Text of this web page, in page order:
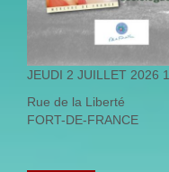
JEUDI 2 JUILLET 2026
Rue de la Liberté
FORT-DE-FRANCE